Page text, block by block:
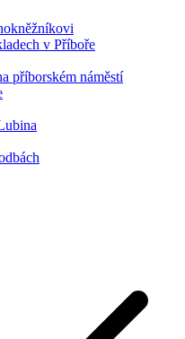
v Příboře
příborském náměstí